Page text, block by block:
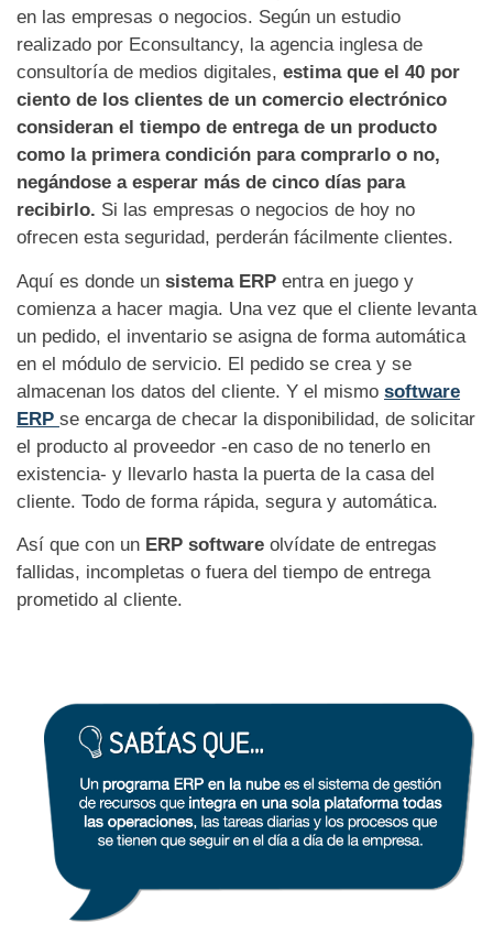
en las empresas o negocios. Según un estudio
realizado por Econsultancy, la agencia inglesa de
consultoría de medios digitales, estima que el 40 por
ciento de los clientes de un comercio electrónico
consideran el tiempo de entrega de un producto
como la primera condición para comprarlo o no,
negándose a esperar más de cinco días para
recibirlo. Si las empresas o negocios de hoy no
ofrecen esta seguridad, perderán fácilmente clientes.
Aquí es donde un sistema ERP entra en juego y
comienza a hacer magia. Una vez que el cliente levanta
un pedido, el inventario se asigna de forma automática
en el módulo de servicio. El pedido se crea y se
almacenan los datos del cliente. Y el mismo software
ERP se encarga de checar la disponibilidad, de solicitar
el producto al proveedor -en caso de no tenerlo en
existencia- y llevarlo hasta la puerta de la casa del
cliente. Todo de forma rápida, segura y automática.
Así que con un ERP software olvídate de entregas
fallidas, incompletas o fuera del tiempo de entrega
prometido al cliente.